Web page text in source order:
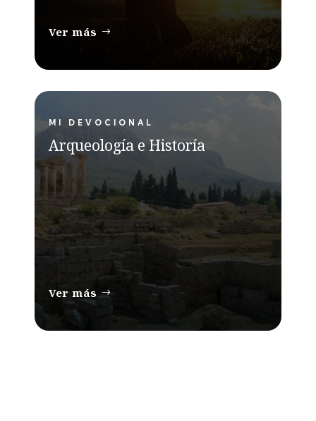
Ver más
MI DEVOCIONAL
Arqueología e Historía
Ver más